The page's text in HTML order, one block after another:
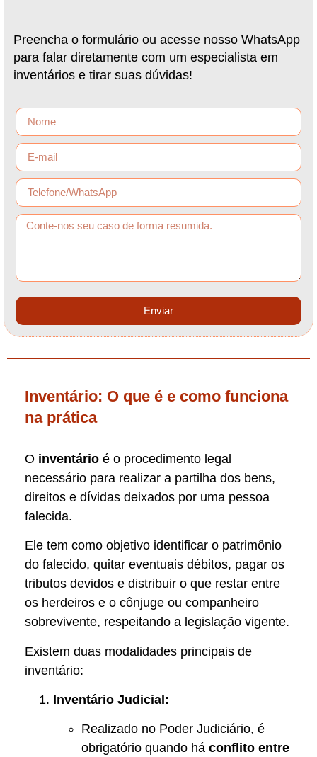
Preencha o formulário ou acesse nosso WhatsApp
para falar diretamente com um especialista em
inventários e tirar suas dúvidas!
Enviar
Inventário: O que é e como funciona
na prática
O inventário é o procedimento legal
necessário para realizar a partilha dos bens,
direitos e dívidas deixados por uma pessoa
falecida.
Ele tem como objetivo identificar o patrimônio
do falecido, quitar eventuais débitos, pagar os
tributos devidos e distribuir o que restar entre
os herdeiros e o cônjuge ou companheiro
sobrevivente, respeitando a legislação vigente.
Existem duas modalidades principais de
inventário:
Inventário Judicial:
Realizado no Poder Judiciário, é
obrigatório quando há conflito entre